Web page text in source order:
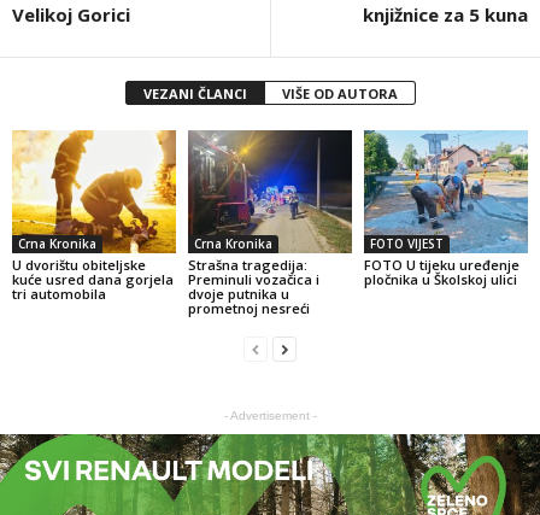
Velikoj Gorici
knjižnice za 5 kuna
VEZANI ČLANCI VIŠE OD AUTORA
Crna Kronika
U dvorištu obiteljske
kuće usred dana gorjela
tri automobila
Crna Kronika
Strašna tragedija:
Preminuli vozačica i
dvoje putnika u
prometnoj nesreći
FOTO VIJEST
FOTO U tijeku uređenje
pločnika u Školskoj ulici
- Advertisement -